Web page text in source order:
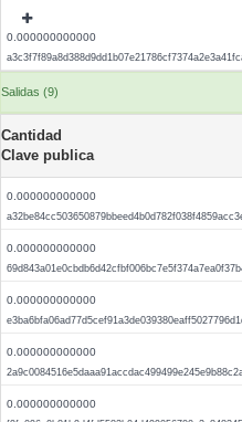
0.000000000000
Salidas (9)
Cantidad
Clave publica
0.000000000000
0.000000000000
0.000000000000
0.000000000000
0.000000000000